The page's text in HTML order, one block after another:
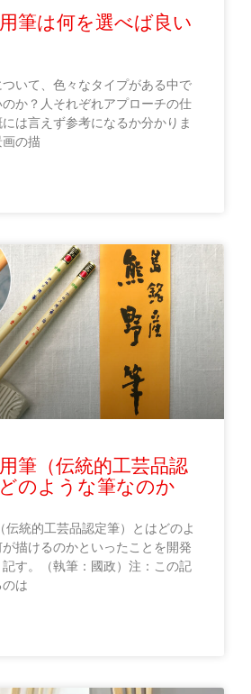
筆は何を選べば良い
いて、色々なタイプがある中で
か？人それぞれアプローチの仕
は言えず参考になるか分かりま
の描
筆（伝統的工芸品認
のような筆なのか
伝統的工芸品認定筆）とはどのよ
描けるのかといったことを開発
す。（執筆：國政）注：この記
は